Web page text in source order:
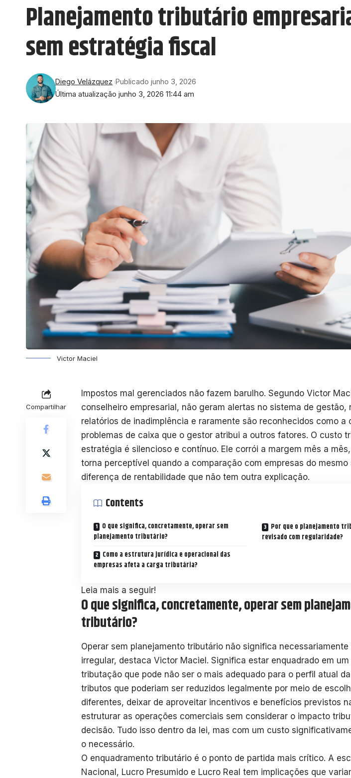
Planejamento tributário
sem estratégia fiscal
Última atualização junho 3, 2026 11:44 am
Diego Velázquez Publicado junho 3, 2026
Victor Maciel
Compartilhar
Impostos mal gerenciados não fazem barulho. Segundo Victor
conselheiro empresarial, não geram alertas no sistema de gestão,
relatórios de inadimplência e raramente são reconhecidos como a
problemas de caixa que o gestor atribui a outros fatores. O custo
estratégia é silencioso e contínuo. Ele corrói a margem mês a
torna perceptível quando a comparação com empresas do mesmo
diferença de rentabilidade que não tem outra explicação.
Contents
O que significa, concretamente, operar sem
planejamento tributário?
Como a estrutura jurídica e operacional das
empresas afeta a carga tributária?
Por que o planejamento
revisado com regularidade?
Leia mais a seguir!
O que significa, concretamente, operar sem
tributário?
Operar sem planejamento tributário não significa
irregular, destaca Victor Maciel. Significa estar enquadrado em
tributação que pode não ser o mais adequado para o perfil atual
tributos que poderiam ser reduzidos legalmente por meio de
diferentes, deixar de aproveitar incentivos e benefícios previstos
estruturar as operações comerciais sem considerar o impacto
decisão. Tudo isso dentro da lei, mas com um custo
o necessário.
O enquadramento tributário é o ponto de partida mais crítico. A
Nacional, Lucro Presumido e Lucro Real tem implicações que